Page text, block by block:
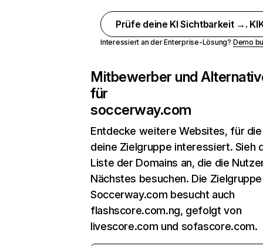
Prüfe deine KI Sichtbarkeit →.
Interessiert an der Enterprise-Lösung? Demo
Mitbewerber und
für
soccerway.com
Entdecke weitere Websites, für
deine Zielgruppe interessiert. Sieh
Liste der Domains an, die die
Nächstes besuchen. Die
Soccerway.com besucht auch
flashscore.com.ng, gefolgt von
livescore.com und sofascore.com.